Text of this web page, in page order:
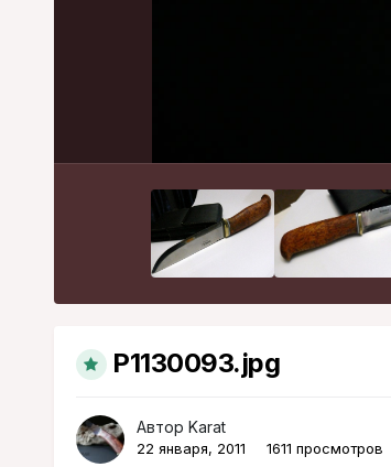
P1130093.jpg
Автор Karat
22 января, 2011 1611 просмотров